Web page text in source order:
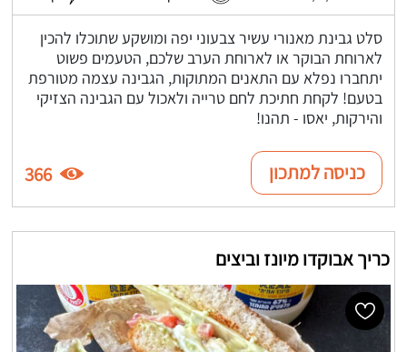
סלט גבינת מאנורי עשיר צבעוני יפה ומושקע שתוכלו להכין
לארוחת הבוקר או לארוחת הערב שלכם, הטעמים פשוט
יתחברו נפלא עם התאנים המתוקות, הגבינה עצמה מטורפת
בטעם! לקחת חתיכת לחם טרייה ולאכול עם הגבינה הצזיקי
והירקות, יאסו - תהנו!
כניסה למתכון 366
כריך אבוקדו מיונז וביצים